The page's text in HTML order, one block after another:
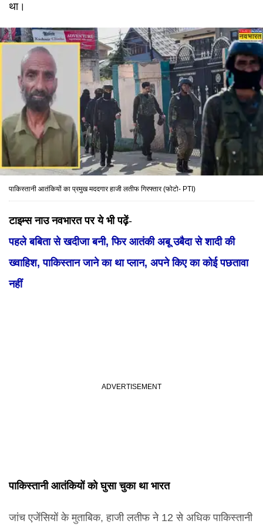
था।
पाकिस्तानी आतंकियों का प्रमुख मददगार हाजी लतीफ गिरफ्तार (फोटो- PTI)
टाइम्स नाउ नवभारत पर ये भी पढ़ें-
पहले बबिता से खदीजा बनी, फिर आतंकी अबू उबैदा से शादी की
ख्वाहिश, पाकिस्तान जाने का था प्लान, अपने किए का कोई पछतावा
नहीं
पाकिस्तानी आतंकियों को घुसा चुका था भारत
जांच एजेंसियों के मुताबिक, हाजी लतीफ ने 12 से अधिक पाकिस्तानी